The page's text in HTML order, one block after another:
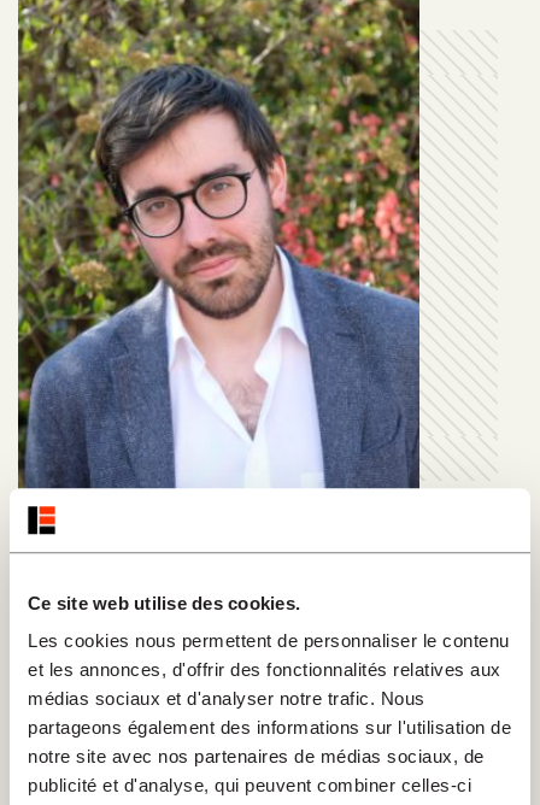
Ce site web utilise des cookies.
Les cookies nous permettent de personnaliser le contenu
et les annonces, d'offrir des fonctionnalités relatives aux
médias sociaux et d'analyser notre trafic. Nous
partageons également des informations sur l'utilisation de
notre site avec nos partenaires de médias sociaux, de
publicité et d'analyse, qui peuvent combiner celles-ci
Genin Vincent
"Rédacteur en chef de la revue "Les Études
sociales", Vincent Genin est historien, également
diplômé en sciences religieuses de l’École pratique
des hautes études (EPHE). Il a mené ses travaux
sous les directions respectives de Valentine Zuber